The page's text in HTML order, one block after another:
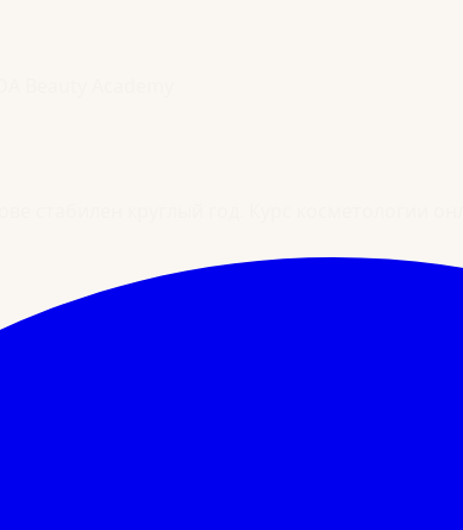
стабилен круглый год. Курс косметологии